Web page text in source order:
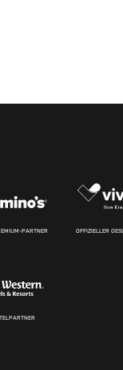
PARTNER OFFIZIELLER